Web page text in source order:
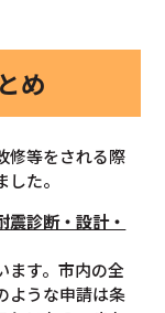
め
修等をされる際
た。
震診断・設計・
ます。市内の全
ような申請は条